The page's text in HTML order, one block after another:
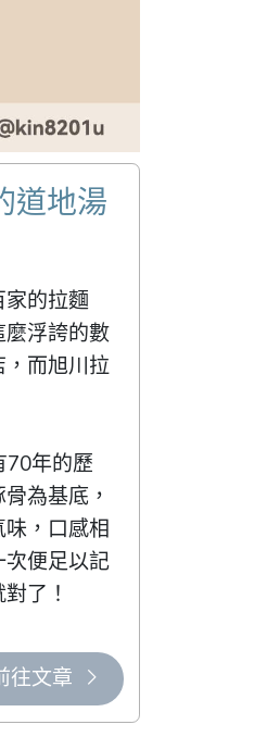
道地湯
的拉麵
浮誇的數
而旭川拉
70年的歷
為基底，
，口感相
便足以記
了！
往文章